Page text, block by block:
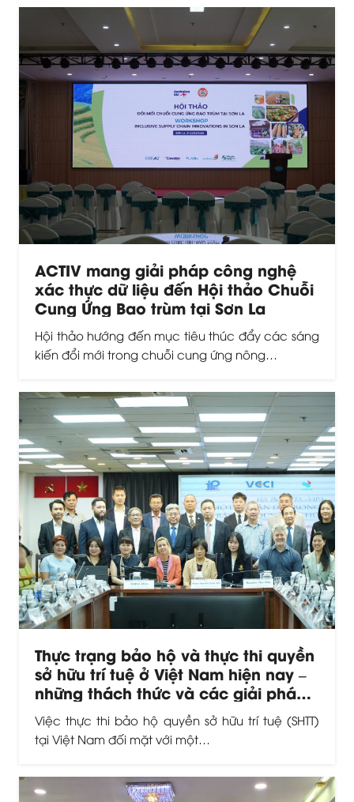
ACTIV mang giải pháp công nghệ
xác thực dữ liệu đến Hội thảo Chuỗi
Cung Ứng Bao trùm tại Sơn La
Hội thảo hướng đến mục tiêu thúc đẩy các sáng
kiến đổi mới trong chuỗi cung ứng nông…
Thực trạng bảo hộ và thực thi quyền
sở hữu trí tuệ ở Việt Nam hiện nay –
những thách thức và các giải pháp
hoàn thiện
Việc thực thi bảo hộ quyền sở hữu trí tuệ (SHTT)
tại Việt Nam đối mặt với một…